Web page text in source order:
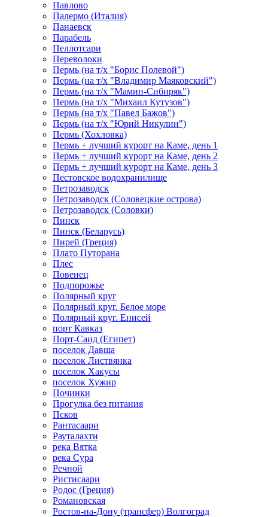
Павлово
Палермо (Италия)
Панаевск
Парабель
Пеллотсари
Переволоки
Пермь (на т/х "Борис Полевой")
Пермь (на т/х "Владимир Маяковский")
Пермь (на т/х "Мамин-Сибиряк")
Пермь (на т/х "Михаил Кутузов")
Пермь (на т/х "Павел Бажов")
Пермь (на т/х "Юрий Никулин")
Пермь (Хохловка)
Пермь + лучший курорт на Каме, день 1
Пермь + лучший курорт на Каме, день 2
Пермь + лучший курорт на Каме, день 3
Пестовское водохранилище
Петрозаводск
Петрозаводск (Соловецкие острова)
Петрозаводск (Соловки)
Пинск
Пинск (Беларусь)
Пирей (Греция)
Плато Путорана
Плес
Повенец
Подпорожье
Полярный круг
Полярный круг. Белое море
Полярный круг. Енисей
порт Кавказ
Порт-Саид (Египет)
поселок Давша
поселок Листвянка
поселок Хакусы
поселок Хужир
Починки
Прогулка без питания
Псков
Рантасаари
Рауталахти
река Вятка
река Сура
Речной
Ристисаари
Родос (Греция)
Романовская
Ростов-на-Дону (трансфер) Волгоград